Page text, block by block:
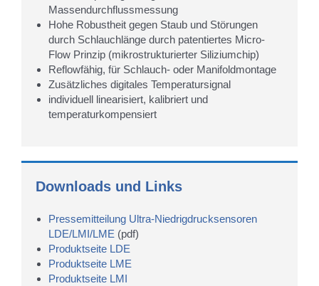
Massendurchflussmessung
Hohe Robustheit gegen Staub und Störungen
durch Schlauchlänge durch patentiertes Micro-
Flow Prinzip (mikrostrukturierter Siliziumchip)
Reflowfähig, für Schlauch- oder Manifoldmontage
Zusätzliches digitales Temperatursignal
individuell linearisiert, kalibriert und
temperaturkompensiert
Downloads und Links
Pressemitteilung Ultra-Niedrigdrucksensoren
LDE/LMI/LME (pdf)
Produktseite LDE
Produktseite LME
Produktseite LMI